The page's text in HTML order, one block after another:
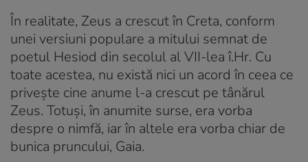
În realitate, Zeus a crescut în Creta, conform
unei versiuni populare a mitului semnat de
poetul Hesiod din secolul al VII-lea î.Hr. Cu
toate acestea, nu există nici un acord în ceea ce
privește cine anume l-a crescut pe tânărul
Zeus. Totuși, în anumite surse, era vorba
despre o nimfă, iar în altele era vorba chiar de
bunica pruncului, Gaia.